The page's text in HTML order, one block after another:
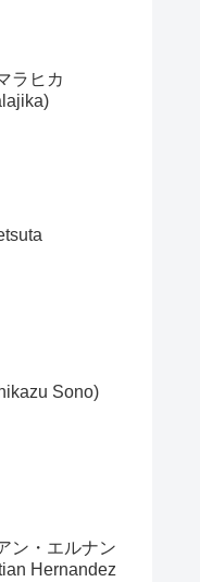
ラヒカ
Sono)
ン・エルナン
Hernandez